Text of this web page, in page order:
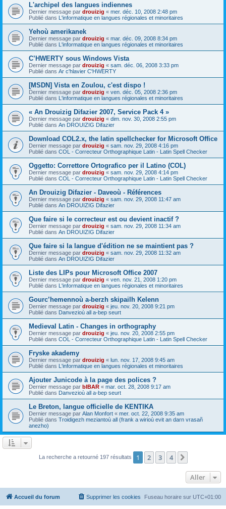
L'archipel des langues indiennes
Dernier message par drouizig « mer. déc. 10, 2008 2:48 pm
Publié dans L'informatique en langues régionales et minoritaires
Yehoù amerikanek
Dernier message par drouizig « mar. déc. 09, 2008 8:34 pm
Publié dans L'informatique en langues régionales et minoritaires
C’HWERTY sous Windows Vista
Dernier message par drouizig « sam. déc. 06, 2008 3:33 pm
Publié dans Ar c'hlavier C'HWERTY
[MSDN] Vista en Zoulou, c'est dispo !
Dernier message par drouizig « ven. déc. 05, 2008 2:36 pm
Publié dans L'informatique en langues régionales et minoritaires
« An Drouizig Difazier 2007, Service Pack 4 »
Dernier message par drouizig « dim. nov. 30, 2008 2:55 pm
Publié dans An DROUIZIG Difazier
Download COL2.x, the latin spellchecker for Microsoft Office
Dernier message par drouizig « sam. nov. 29, 2008 4:16 pm
Publié dans COL - Correcteur Orthographique Latin - Latin Spell Checker
Oggetto: Correttore Ortografico per il Latino (COL)
Dernier message par drouizig « sam. nov. 29, 2008 4:14 pm
Publié dans COL - Correcteur Orthographique Latin - Latin Spell Checker
An Drouizig Difazier - Daveoù - Références
Dernier message par drouizig « sam. nov. 29, 2008 11:47 am
Publié dans An DROUIZIG Difazier
Que faire si le correcteur est ou devient inactif ?
Dernier message par drouizig « sam. nov. 29, 2008 11:34 am
Publié dans An DROUIZIG Difazier
Que faire si la langue d'édition ne se maintient pas ?
Dernier message par drouizig « sam. nov. 29, 2008 11:32 am
Publié dans An DROUIZIG Difazier
Liste des LIPs pour Microsoft Office 2007
Dernier message par drouizig « ven. nov. 21, 2008 1:20 pm
Publié dans L'informatique en langues régionales et minoritaires
Gourc’hemennoù a-berzh skipailh Kelenn
Dernier message par drouizig « jeu. nov. 20, 2008 9:21 pm
Publié dans Danvezioù all a-bep seurt
Medieval Latin - Changes in orthography
Dernier message par drouizig « jeu. nov. 20, 2008 2:55 pm
Publié dans COL - Correcteur Orthographique Latin - Latin Spell Checker
Fryske akademy
Dernier message par drouizig « lun. nov. 17, 2008 9:45 am
Publié dans L'informatique en langues régionales et minoritaires
Ajouter Junicode à la page des polices ?
Dernier message par bIBAR « mar. oct. 28, 2008 9:17 am
Publié dans Danvezioù all a-bep seurt
Le Breton, langue officielle de KENTIKA
Dernier message par Alan Monfort « mer. oct. 22, 2008 9:35 am
Publié dans Troidigezh meziantoù all (frank a wirioù evit an darn vrasañ
anezho)
La recherche a retourné 197 résultats 1 2 3 4
Aller
Accueil du forum Fuseau horaire sur UTC+01:00
Supprimer les cookies